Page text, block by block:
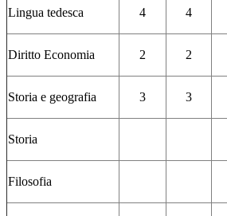
Lingua tedesca 4 4
Diritto Economia 2 2
Storia e geografia 3 3
Storia
Filosofia